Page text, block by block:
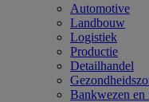
Automotive
Landbouw
Logistiek
Productie
Detailhandel
Bankwezen en